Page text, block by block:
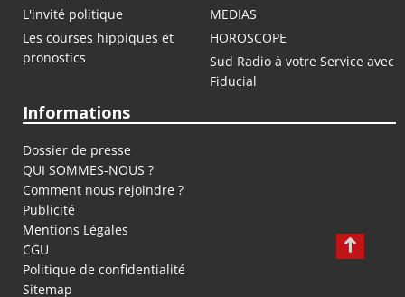
L'invité politique
MEDIAS
Les courses hippiques et
pronostics
HOROSCOPE
Sud Radio à votre Service avec
Fiducial
Informations
Dossier de presse
QUI SOMMES-NOUS ?
Comment nous rejoindre ?
Publicité
Mentions Légales
CGU
Politique de confidentialité
Sitemap